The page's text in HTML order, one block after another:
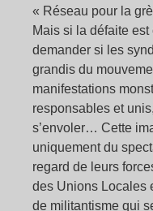
« Réseau pour la
Mais si la défaite
demander si les
grandis du
manifestations
responsables et
s’envoler… Cette
uniquement du
regard de leurs
des Unions Locales
de militantisme qui